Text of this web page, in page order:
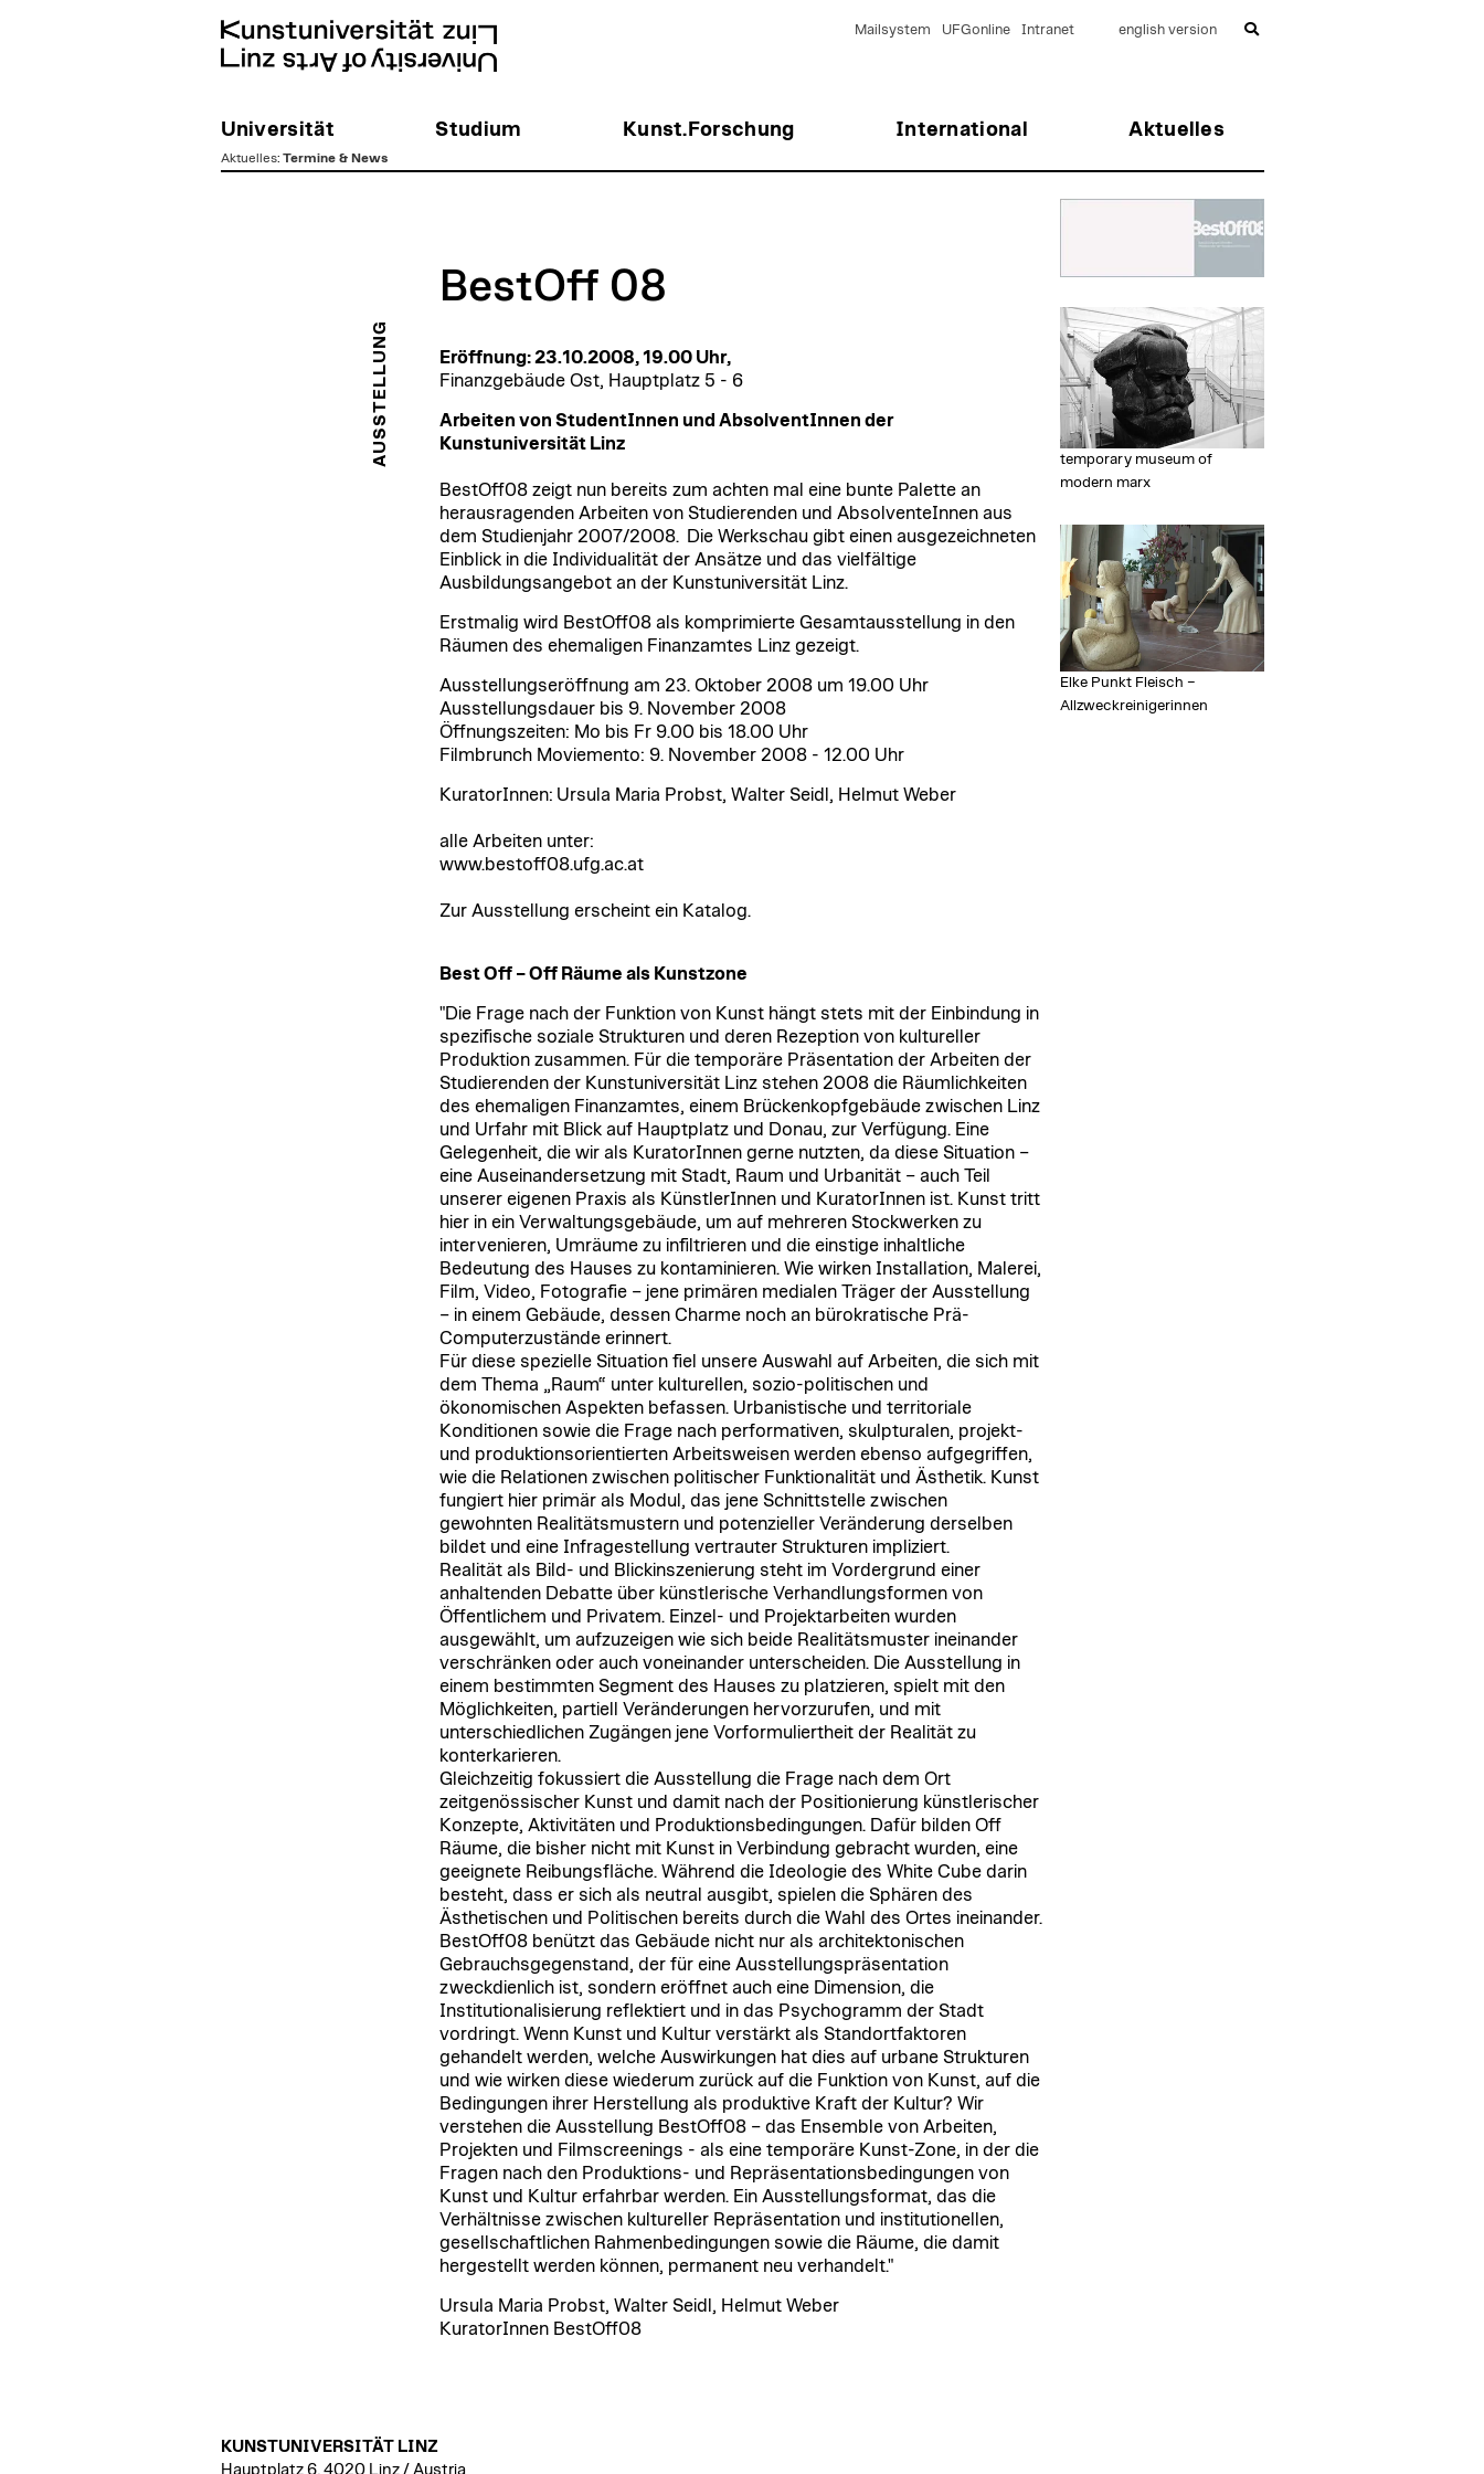
Universität Studium Kunst.Forschung International Aktuelles
Mailsystem UFGonline Intranet english version
Aktuelles: Termine & News
AUSSTELLUNG
BestOff 08
Eröffnung: 23.10.2008, 19.00 Uhr,
Finanzgebäude Ost, Hauptplatz 5 - 6
Arbeiten von StudentInnen und AbsolventInnen der
Kunstuniversität Linz
BestOff08 zeigt nun bereits zum achten mal eine bunte Palette an
herausragenden Arbeiten von Studierenden und AbsolventeInnen aus
dem Studienjahr 2007/2008. Die Werkschau gibt einen ausgezeichneten
Einblick in die Individualität der Ansätze und das vielfältige
Ausbildungsangebot an der Kunstuniversität Linz.
Erstmalig wird BestOff08 als komprimierte Gesamtausstellung in den
Räumen des ehemaligen Finanzamtes Linz gezeigt.
Ausstellungseröffnung am 23. Oktober 2008 um 19.00 Uhr
Ausstellungsdauer bis 9. November 2008
Öffnungszeiten: Mo bis Fr 9.00 bis 18.00 Uhr
Filmbrunch Moviemento: 9. November 2008 - 12.00 Uhr
KuratorInnen: Ursula Maria Probst, Walter Seidl, Helmut Weber
alle Arbeiten unter:
www.bestoff08.ufg.ac.at
Zur Ausstellung erscheint ein Katalog.
Best Off –Off Räume als Kunstzone
"Die Frage nach der Funktion von Kunst hängt stets mit der Einbindung in
spezifische soziale Strukturen und deren Rezeption von kultureller
Produktion zusammen. Für die temporäre Präsentation der Arbeiten der
Studierenden der Kunstuniversität Linz stehen 2008 die Räumlichkeiten
des ehemaligen Finanzamtes, einem Brückenkopfgebäude zwischen Linz
und Urfahr mit Blick auf Hauptplatz und Donau, zur Verfügung. Eine
Gelegenheit, die wir als KuratorInnen gerne nutzten, da diese Situation –
eine Auseinandersetzung mit Stadt, Raum und Urbanität – auch Teil
unserer eigenen Praxis als KünstlerInnen und KuratorInnen ist. Kunst tritt
hier in ein Verwaltungsgebäude, um auf mehreren Stockwerken zu
intervenieren, Umräume zu infiltrieren und die einstige inhaltliche
Bedeutung des Hauses zu kontaminieren. Wie wirken Installation, Malerei,
Film, Video, Fotografie – jene primären medialen Träger der Ausstellung
– in einem Gebäude, dessen Charme noch an bürokratische Prä-
Computerzustände erinnert.
Für diese spezielle Situation fiel unsere Auswahl auf Arbeiten, die sich mit
dem Thema „Raum“ unter kulturellen, sozio-politischen und
ökonomischen Aspekten befassen. Urbanistische und territoriale
Konditionen sowie die Frage nach performativen, skulpturalen, projekt-
und produktionsorientierten Arbeitsweisen werden ebenso aufgegriffen,
wie die Relationen zwischen politischer Funktionalität und Ästhetik. Kunst
fungiert hier primär als Modul, das jene Schnittstelle zwischen
gewohnten Realitätsmustern und potenzieller Veränderung derselben
bildet und eine Infragestellung vertrauter Strukturen impliziert.
Realität als Bild- und Blickinszenierung steht im Vordergrund einer
anhaltenden Debatte über künstlerische Verhandlungsformen von
Öffentlichem und Privatem. Einzel- und Projektarbeiten wurden
ausgewählt, um aufzuzeigen wie sich beide Realitätsmuster ineinander
verschränken oder auch voneinander unterscheiden. Die Ausstellung in
einem bestimmten Segment des Hauses zu platzieren, spielt mit den
Möglichkeiten, partiell Veränderungen hervorzurufen, und mit
unterschiedlichen Zugängen jene Vorformuliertheit der Realität zu
konterkarieren.
Gleichzeitig fokussiert die Ausstellung die Frage nach dem Ort
zeitgenössischer Kunst und damit nach der Positionierung künstlerischer
Konzepte, Aktivitäten und Produktionsbedingungen. Dafür bilden Off
Räume, die bisher nicht mit Kunst in Verbindung gebracht wurden, eine
geeignete Reibungsfläche. Während die Ideologie des White Cube darin
besteht, dass er sich als neutral ausgibt, spielen die Sphären des
Ästhetischen und Politischen bereits durch die Wahl des Ortes ineinander.
BestOff08 benützt das Gebäude nicht nur als architektonischen
Gebrauchsgegenstand, der für eine Ausstellungspräsentation
zweckdienlich ist, sondern eröffnet auch eine Dimension, die
Institutionalisierung reflektiert und in das Psychogramm der Stadt
vordringt. Wenn Kunst und Kultur verstärkt als Standortfaktoren
gehandelt werden, welche Auswirkungen hat dies auf urbane Strukturen
und wie wirken diese wiederum zurück auf die Funktion von Kunst, auf die
Bedingungen ihrer Herstellung als produktive Kraft der Kultur? Wir
verstehen die Ausstellung BestOff08 – das Ensemble von Arbeiten,
Projekten und Filmscreenings - als eine temporäre Kunst-Zone, in der die
Fragen nach den Produktions- und Repräsentationsbedingungen von
Kunst und Kultur erfahrbar werden. Ein Ausstellungsformat, das die
Verhältnisse zwischen kultureller Repräsentation und institutionellen,
gesellschaftlichen Rahmenbedingungen sowie die Räume, die damit
hergestellt werden können, permanent neu verhandelt."
Ursula Maria Probst, Walter Seidl, Helmut Weber
KuratorInnen BestOff08
temporary museum of
modern marx
Elke Punkt Fleisch –
Allzweckreinigerinnen
KUNSTUNIVERSITÄT LINZ
Hauptplatz 6, 4020 Linz / Austria